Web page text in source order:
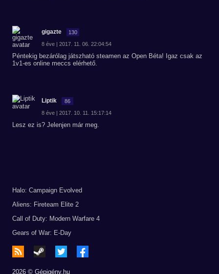
gigazte 130
8 éve | 2017. 11. 06. 22:04:54
Péntekig bezárólag játszható steamen az Open Béta! Igaz csak az
1v1-es online meccs elérhető.
Liptik 86
8 éve | 2017. 10. 11. 15:17:14
Lesz ez is? Jelenjen már meg.
Halo: Campaign Evolved
Aliens: Fireteam Elite 2
Call of Duty: Modern Warfare 4
Gears of War: E-Day
2026 © Gépigény.hu